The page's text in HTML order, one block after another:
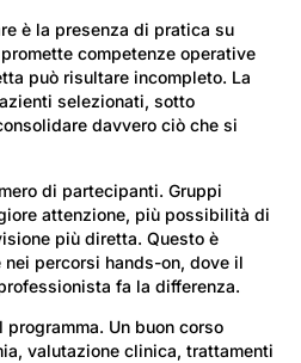
è la presenza di pratica su
competenze operative
può risultare incompleto. La
selezionati, sotto
davvero ciò che si
di partecipanti. Gruppi
attenzione, più possibilità di
più diretta. Questo è
percorsi hands-on, dove il
fa la differenza.
Un buon corso
valutazione clinica, trattamenti